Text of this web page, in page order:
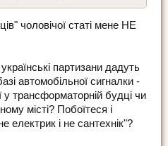
чоловічої статі мене НЕ
партизани дадуть
автомобільної сигналки -
у трансформаторній будці чи
місті? Побоїтеся і
електрик і не сантехнік"?